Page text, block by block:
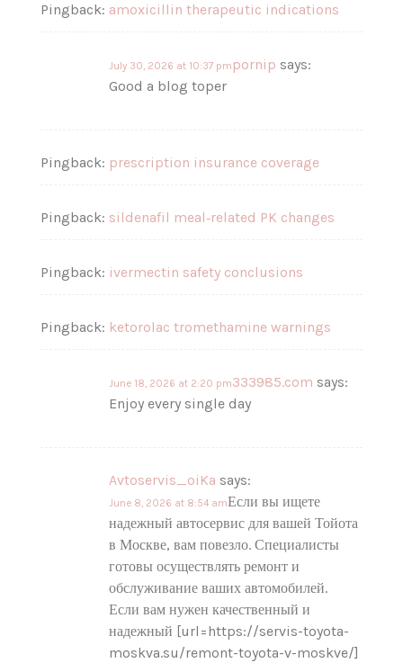
Pingback: amoxicillin therapeutic indications
pornip says:
July 30, 2026 at 10:37 pm
Good a blog toper
Pingback: prescription insurance coverage
Pingback: sildenafil meal‑related PK changes
Pingback: ivermectin safety conclusions
Pingback: ketorolac tromethamine warnings
333985.com says:
June 18, 2026 at 2:20 pm
Enjoy every single day
Avtoservis_oiKa says:
June 8, 2026 at 8:54 amЕсли вы ищете
надежный автосервис для вашей Тойота
в Москве, вам повезло. Специалисты
готовы осуществлять ремонт и
обслуживание ваших автомобилей.
Если вам нужен качественный и
надежный [url=https://servis-toyota-
moskva.su/remont-toyota-v-moskve/]